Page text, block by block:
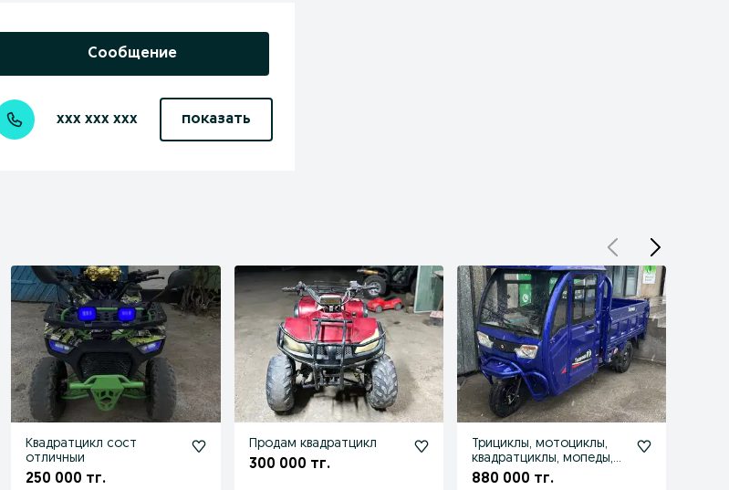
Сообщение
xxx xxx xxx показать
Квадратцикл сост
отличныи
250 000 тг.
Продам квадратцикл
300 000 тг.
Трициклы, мотоциклы,
квадратциклы, мопеды,
скутеры
880 000 тг.